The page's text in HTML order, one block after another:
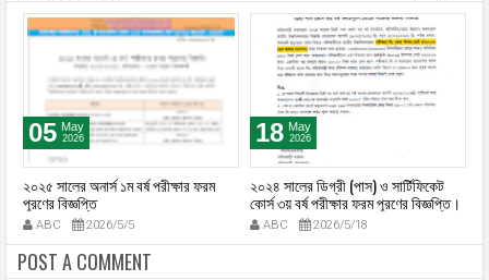
05 May
2026
২০২৫ সালের অনার্স ১ম বর্ষ পরীক্ষার ফরম
পূরণের বিজ্ঞপ্তি
ABC 2026/5/5
18 May
2026
২০২৪ সালের ডিগ্রী (পাস) ও সার্টিফিকেট
কোর্স ৩য় বর্ষ পরীক্ষার ফরম পূরণের বিজ্ঞপ্তি।
ABC 2026/5/18
POST A COMMENT